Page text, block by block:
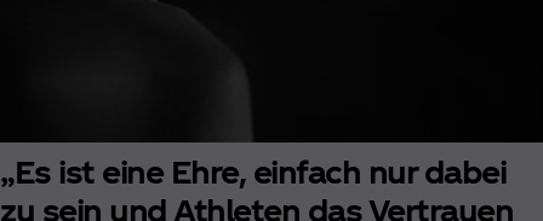
„Es ist eine Ehre, einfach nur dabei
zu sein und Athleten das Vertrauen